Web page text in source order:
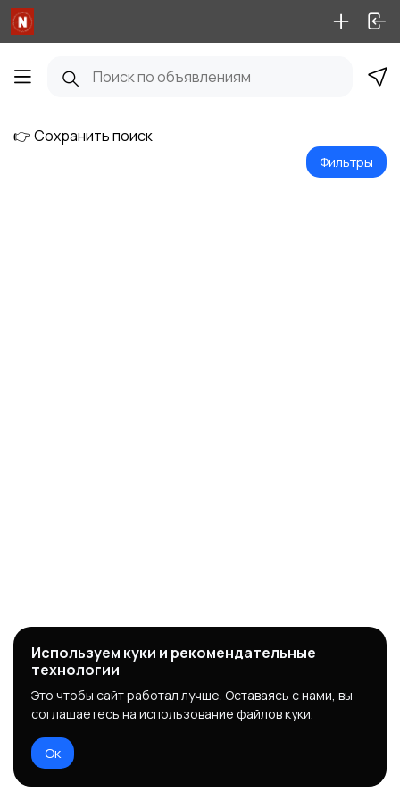
👉 Сохранить поиск
Фильтры
Используем куки и рекомендательные
технологии
Это чтобы сайт работал лучше. Оставаясь с нами, вы
соглашаетесь на использование файлов куки.
Ок